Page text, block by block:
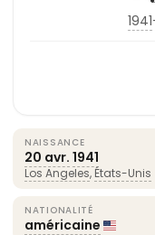
1941
NAISSANCE
20 avr. 1941
Los Angeles, États-Unis
NATIONALITÉ
américaine